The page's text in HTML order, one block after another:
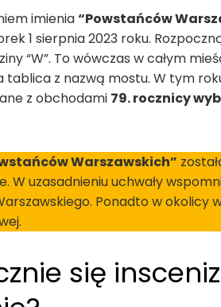
imienia“Powstańców
1 sierpnia 2023 roku.
“W”. To wówczas w całym
tablica z nazwą mostu. W tym
z obchodami 79. rocznicy
Warszawskich”
W uzasadnieniu uchwały
Ponadto w okolicy
się